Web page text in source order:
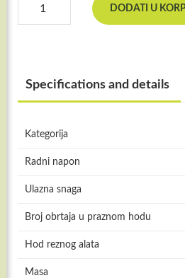
Ubodna
testera
DODATI U
Specifications and details
Kategorija
Radni napon
Ulazna snaga
Broj obrtaja u praznom hodu
Hod reznog alata
Masa